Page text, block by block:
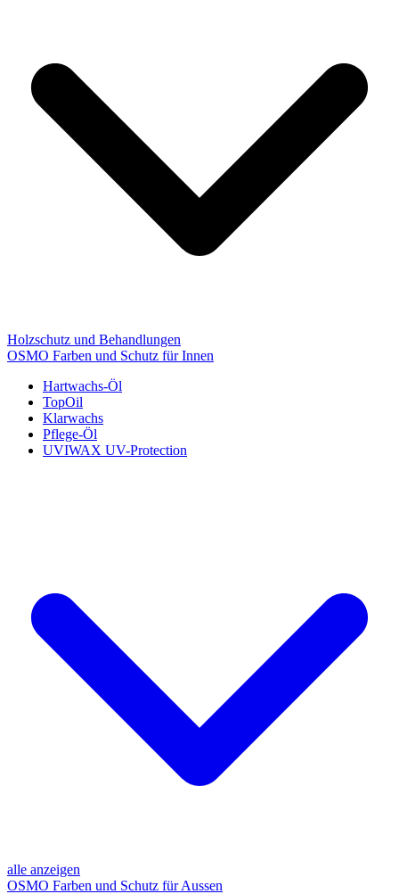
Holzschutz und Behandlungen
OSMO Farben und Schutz für Innen
Hartwachs-Öl
TopOil
Klarwachs
Pflege-Öl
UVIWAX UV-Protection
alle anzeigen
OSMO Farben und Schutz für Aussen